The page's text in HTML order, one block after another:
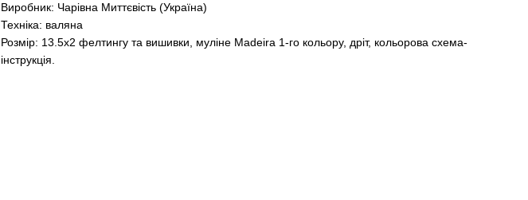
Виробник: Чарівна Миттєвість (Україна)
Техніка: валяна
Розмір: 13.5x2 фелтингу та вишивки, муліне Madeira 1-го кольору, дріт, кольорова схема-
інструкція.